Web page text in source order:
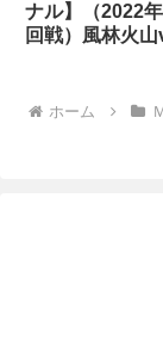
ナル】（2022
回戦）風林火
ホーム